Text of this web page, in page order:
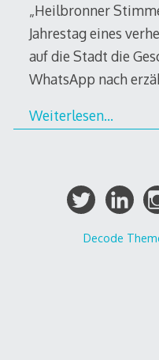
„Heilbronner
Jahrestag eines
auf die Stadt die
WhatsApp nach
Weiterlesen…
Decode